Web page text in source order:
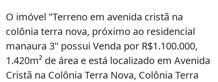
O imóvel "Terreno em avenida cristã na
colônia terra nova, próximo ao residencial
manaura 3" possui Venda por R$1.100.000,
1.420m² de área e está localizado em Avenida
Cristã na Colônia Terra Nova, Colônia Terra